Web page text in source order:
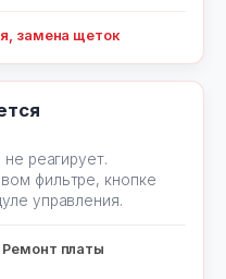
замена щеток
не реагирует.
фильтре, кнопке
управления.
платы